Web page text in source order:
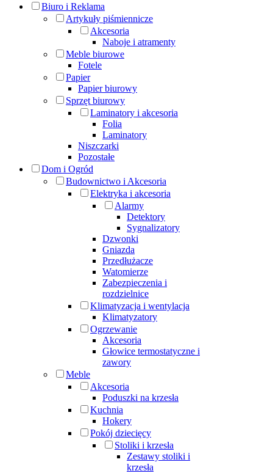
Biuro i Reklama
Artykuły piśmiennicze
Akcesoria
Naboje i atramenty
Meble biurowe
Fotele
Papier
Papier biurowy
Sprzęt biurowy
Laminatory i akcesoria
Folia
Laminatory
Niszczarki
Pozostałe
Dom i Ogród
Budownictwo i Akcesoria
Elektryka i akcesoria
Alarmy
Detektory
Sygnalizatory
Dzwonki
Gniazda
Przedłużacze
Watomierze
Zabezpieczenia i
rozdzielnice
Klimatyzacja i wentylacja
Klimatyzatory
Ogrzewanie
Akcesoria
Głowice termostatyczne i
zawory
Meble
Akcesoria
Poduszki na krzesła
Kuchnia
Hokery
Pokój dziecięcy
Stoliki i krzesła
Zestawy stoliki i
krzesła